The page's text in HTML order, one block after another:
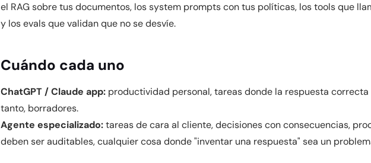
el RAG sobre tus documentos, los system prompts con tus políticas, los tools que
y los evals que validan que no se desvíe.
Cuándo cada uno
ChatGPT / Claude app: productividad personal, tareas donde la respuesta
tanto, borradores.
Agente especializado:tareas de cara al cliente, decisiones con consecuencias,
deben ser auditables, cualquier cosa donde "inventar una respuesta" sea un